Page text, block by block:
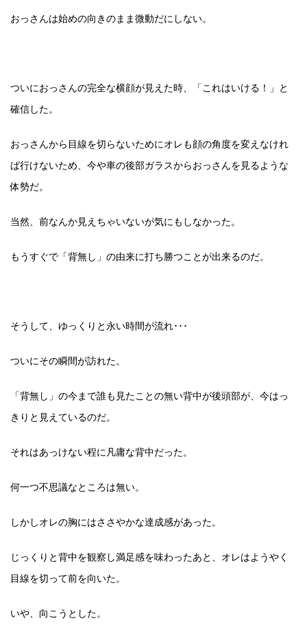
おっさんは始めの向きのまま微動だにしない。
ついにおっさんの完全な横顔が見えた時、「これはいける！」と
確信した。
おっさんから目線を切らないためにオレも顔の角度を変えなけれ
ば行けないため、今や車の後部ガラスからおっさんを見るような
体勢だ。
当然、前なんか見えちゃいないが気にもしなかった。
もうすぐで「背無し」の由来に打ち勝つことが出来るのだ。
そうして、ゆっくりと永い時間が流れ･･･
ついにその瞬間が訪れた。
「背無し」の今まで誰も見たことの無い背中が後頭部が、今はっ
きりと見えているのだ。
それはあっけない程に凡庸な背中だった。
何一つ不思議なところは無い。
しかしオレの胸にはささやかな達成感があった。
じっくりと背中を観察し満足感を味わったあと、オレはようやく
目線を切って前を向いた。
いや、向こうとした。